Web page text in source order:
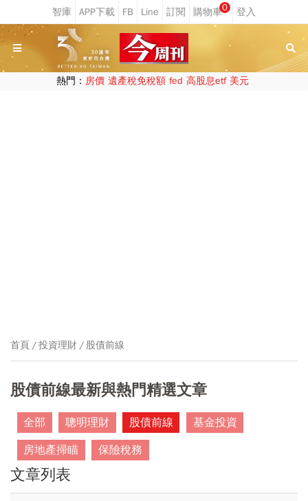
0
熱門： 房價 遺產稅免稅額 fed 高股息etf 美元
首頁 投資理財 股債前線
股債前線最新與熱門精選文章
全部 聰明理財 股債前線
基金投資
房地產掃瞄
保險稅務
文章列表